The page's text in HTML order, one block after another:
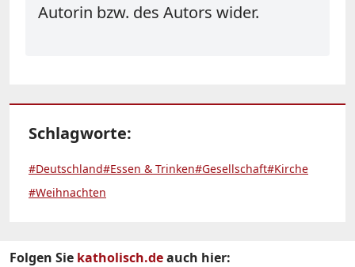
Autorin bzw. des Autors wider.
Schlagworte:
#Deutschland#Essen & Trinken#Gesellschaft#Kirche
#Weihnachten
Folgen Sie katholisch.deauch hier: